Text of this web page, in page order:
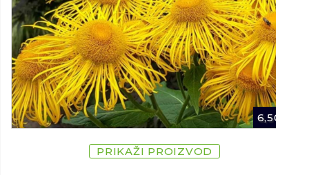
6,50
PRIKAŽI PROIZVOD